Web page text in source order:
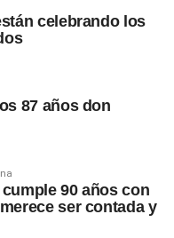
celebrando los
87 años don
90 años con
ser contada y